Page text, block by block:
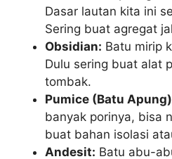
Dasar lautan kita ini
Sering buat agregat
Obsidian: Batu mirip
Dulu sering buat alat
tombak.
Pumice (Batu
banyak porinya, bisa
buat bahan isolasi
Andesit: Batu abu-